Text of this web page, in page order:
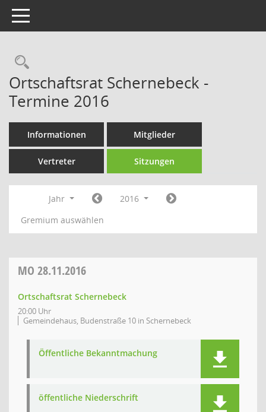
Toggle navigation
Rechercheauswahl
Ortschaftsrat Schernebeck -
Termine 2016
Informationen Mitglieder
Vertreter Sitzungen
Jahr
2016
Gremium auswählen
MO 28.11.2016
Ortschaftsrat Schernebeck
20:00 Uhr
Gemeindehaus, Budenstraße 10 in Schernebeck
Öffentliche Bekanntmachung
öffentliche Niederschrift